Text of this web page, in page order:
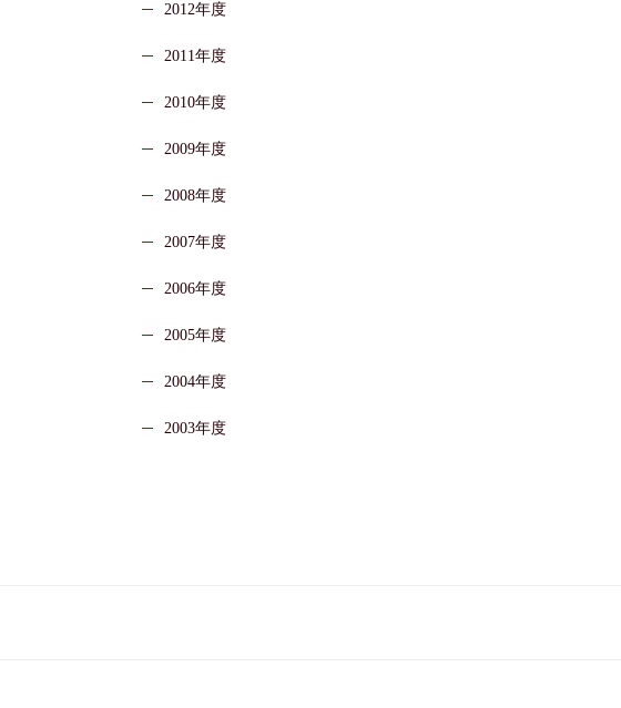
2012年度
2011年度
2010年度
2009年度
2008年度
2007年度
2006年度
2005年度
2004年度
2003年度